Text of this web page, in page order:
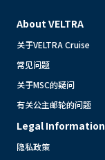
About VELTRA
关于VELTRA Cruise
常见问题
关于MSC的疑问
有关公主邮轮的问题
Legal Information
隐私政策